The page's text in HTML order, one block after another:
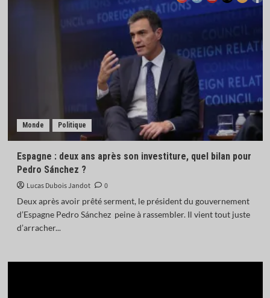
Monde Politique
Espagne : deux ans après son investiture, quel bilan pour
Pedro Sánchez ?
Lucas Dubois Jandot
0
Deux après avoir prêté serment, le président du gouvernement
d’Espagne Pedro Sánchez peine à rassembler. Il vient tout juste
d’arracher...